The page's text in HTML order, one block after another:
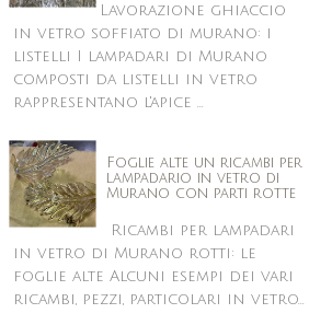
Lavorazione ghiaccio
in vetro soffiato di murano: i
listelli I lampadari di Murano
composti da listelli in vetro
rappresentano l'apice ...
Foglie alte un ricambi per
lampadario in vetro di
Murano con parti rotte
Ricambi per lampadari
in vetro di Murano rotti: le
foglie alte Alcuni esempi dei vari
ricambi, pezzi, particolari in vetro...